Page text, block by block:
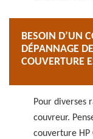
BESOIN D’UN
DÉPANNAGE
COUVERTURE
Pour diverses
couvreur.
couverture HP